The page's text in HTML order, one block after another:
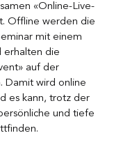
«Online-Live-
Offline werden die
mit einem
erhalten die
auf der
Damit wird online
es kann, trotz der
und tiefe